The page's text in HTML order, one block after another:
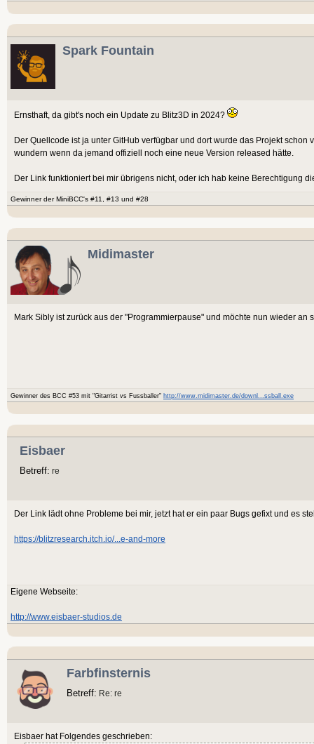
Spark Fountain
Ernsthaft, da gibt's noch ein Update zu Blitz3D in 2024?
Der Quellcode ist ja unter GitHub verfügbar und dort wurde das Projekt schon
wundern wenn da jemand offiziell noch eine neue Version released hätte.
Der Link funktioniert bei mir übrigens nicht, oder ich hab keine Berechtigung
Gewinner der MiniBCC's #11, #13 und #28
Midimaster
Mark Sibly ist zurück aus der "Programmierpause" und möchte nun wieder an
Gewinner des BCC #53 mit "Gitarrist vs Fussballer" http://www.midimaster.de/downl...ssball.exe
Eisbaer
Betreff: re
Der Link lädt ohne Probleme bei mir, jetzt hat er ein paar Bugs gefixt und es
https://blitzresearch.itch.io/...e-and-more
Eigene Webseite:
http://www.eisbaer-studios.de
Farbfinsternis
Betreff: Re: re
Eisbaer hat Folgendes geschrieben: